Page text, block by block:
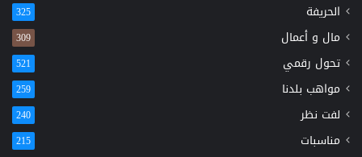
الحريفة 325
مال و أعمال 309
تحول رقمي 521
مواهب بلدنا 259
لفت نظر 240
مناسبات 215